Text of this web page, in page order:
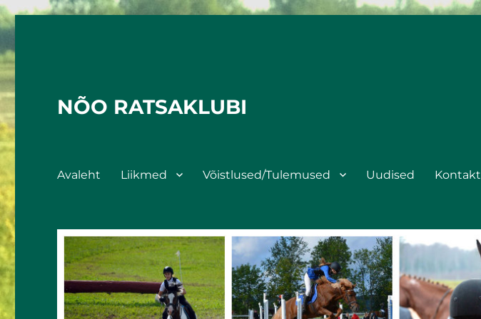
NÕO RATSAKLUBI
Avaleht Liikmed Võistlused/Tulemused Uudised Kontakt